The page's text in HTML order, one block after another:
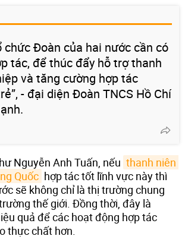
chức Đoàn của hai nước cần có
tác, để thúc đẩy hỗ trợ thanh
và tăng cường hợp tác
- đại diện Đoàn TNCS Hồ Chí
Nguyễn Anh Tuấn, nếu thanh niên
Quốc hợp tác tốt lĩnh vực này thì
sẽ không chỉ là thị trường chung
thế giới. Đồng thời, đây là
quả để các hoạt động hợp tác
thực chất hơn.